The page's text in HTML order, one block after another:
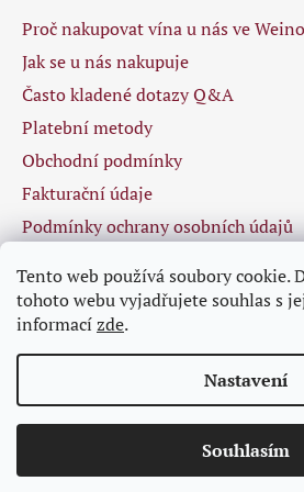
Tento web používá soubory cookie.
tohoto webu vyjadřujete souhlas s
informacízde.
Nastavení
Souhlasím
s
Proč nakupovat vína u nás ve
Jak se u nás nakupuje
Často kladené dotazy Q&A
Platební metody
Obchodní podmínky
Fakturační údaje
Podmínky ochrany osobních údajů
Facebook
Vytvořil
Copyright 2026Weinort.